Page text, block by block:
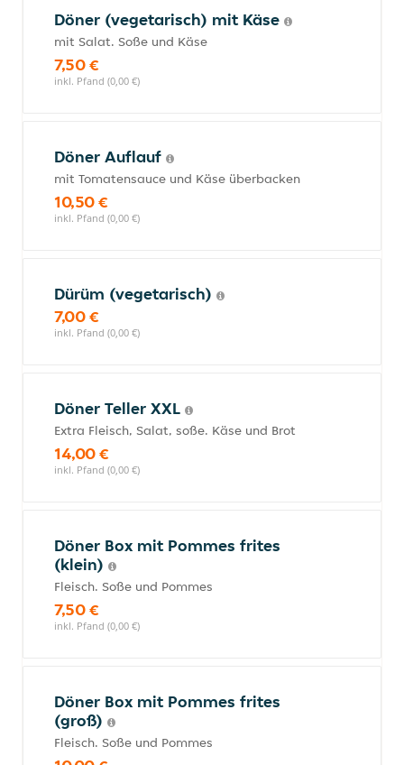
Döner (vegetarisch) mit Käse
mit Salat. Soße und Käse
7,50 €
inkl. Pfand (0,00 €)
Döner Auflauf
mit Tomatensauce und Käse überbacken
10,50 €
inkl. Pfand (0,00 €)
Dürüm (vegetarisch)
7,00 €
inkl. Pfand (0,00 €)
Döner Teller XXL
Extra Fleisch, Salat, soße. Käse und Brot
14,00 €
inkl. Pfand (0,00 €)
Döner Box mit Pommes frites
(klein)
Fleisch. Soße und Pommes
7,50 €
inkl. Pfand (0,00 €)
Döner Box mit Pommes frites
(groß)
Fleisch. Soße und Pommes